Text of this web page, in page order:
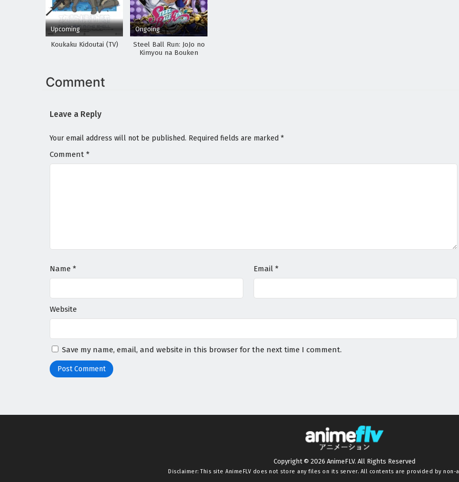
Upcoming
Koukaku Kidoutai (TV)
Ongoing
Steel Ball Run: JoJo no
Kimyou na Bouken
Comment
Leave a Reply
Your email address will not be published. Required fields are marked *
Comment *
Name * Email *
Website
Save my name, email, and website in this browser for the next time I comment.
Copyright © 2026 AnimeFLV. All Rights Reserved
Disclaimer: This siteAnimeFLV does not store any files on its server. All contents are provided by